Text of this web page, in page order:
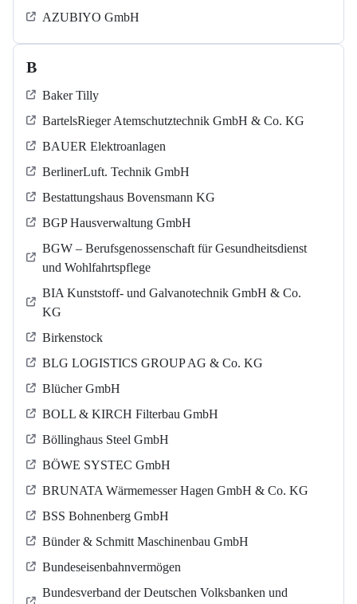
AZUBIYO GmbH
B
Baker Tilly
BartelsRieger Atemschutztechnik GmbH & Co. KG
BAUER Elektroanlagen
BerlinerLuft. Technik GmbH
Bestattungshaus Bovensmann KG
BGP Hausverwaltung GmbH
BGW – Berufsgenossenschaft für Gesundheitsdienst
und Wohlfahrtspflege
BIA Kunststoff- und Galvanotechnik GmbH & Co.
KG
Birkenstock
BLG LOGISTICS GROUP AG & Co. KG
Blücher GmbH
BOLL & KIRCH Filterbau GmbH
Böllinghaus Steel GmbH
BÖWE SYSTEC GmbH
BRUNATA Wärmemesser Hagen GmbH & Co. KG
BSS Bohnenberg GmbH
Bünder & Schmitt Maschinenbau GmbH
Bundeseisenbahnvermögen
Bundesverband der Deutschen Volksbanken und